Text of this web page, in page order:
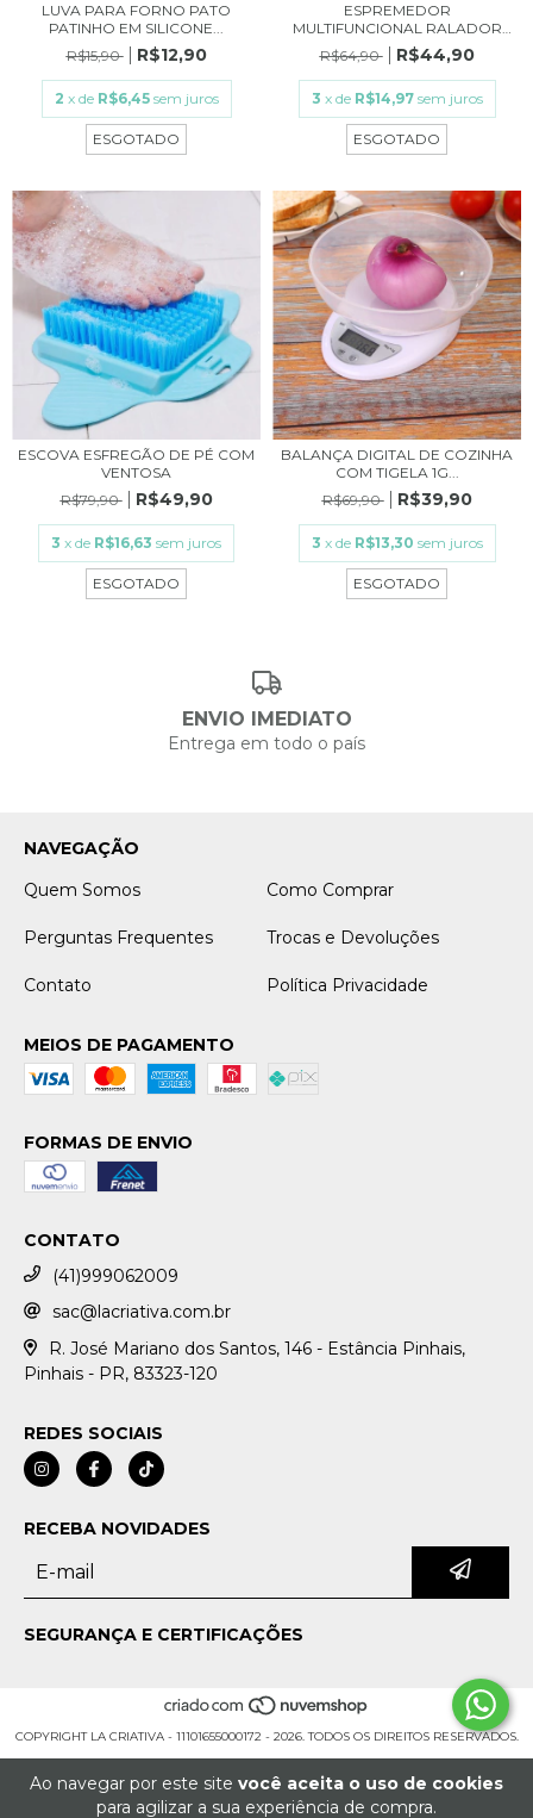
Ao navegar por este site você aceita o uso de cookies
para agilizar a sua experiência de compra.
LUVA PARA FORNO PATO
PATINHO EM SILICONE...
R$15,90
R$12,90
2 x de R$6,45 sem juros
ESGOTADO
ESPREMEDOR
MULTIFUNCIONAL RALADOR
SEPARA...
R$64,90 R$44,90
3 x de R$14,97 sem juros
ESGOTADO
ESCOVA ESFREGÃO DE PÉ COM
VENTOSA
R$79,90
R$49,90
3 x de R$16,63 sem juros
ESGOTADO
BALANÇA DIGITAL DE COZINHA
COM TIGELA 1G...
R$69,90
R$39,90
3 x de R$13,30 sem juros
ESGOTADO
ENVIO IMEDIATO
Entrega em todo o país
NAVEGAÇÃO
Quem Somos
Como Comprar
Perguntas Frequentes Trocas e Devoluções
Contato Política Privacidade
MEIOS DE PAGAMENTO
FORMAS DE ENVIO
CONTATO
(41)999062009
sac@lacriativa.com.br
R. José Mariano dos Santos, 146 - Estância Pinhais,
Pinhais - PR, 83323-120
REDES SOCIAIS
RECEBA NOVIDADES
SEGURANÇA E CERTIFICAÇÕES
COPYRIGHT LA CRIATIVA - 11101655000172 - 2026. TODOS OS DIREITOS RESERVADOS.